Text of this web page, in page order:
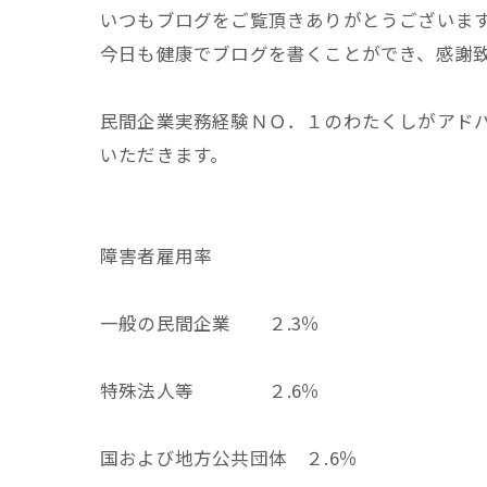
いつもブログをご覧頂きありがとうございます
今日も健康でブログを書くことができ、感謝致
民間企業実務経験ＮＯ．１のわたくしがアド
いただきます。
障害者雇用率
一般の民間企業 ２.3％
特殊法人等 ２.6％
国および地方公共団体 ２.6％